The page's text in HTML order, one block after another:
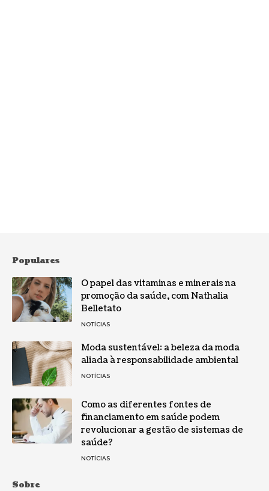
Populares
O papel das vitaminas e minerais na
promoção da saúde, com Nathalia
Belletato
NOTÍCIAS
Moda sustentável: a beleza da moda
aliada à responsabilidade ambiental
NOTÍCIAS
Como as diferentes fontes de
financiamento em saúde podem
revolucionar a gestão de sistemas de
saúde?
NOTÍCIAS
Sobre